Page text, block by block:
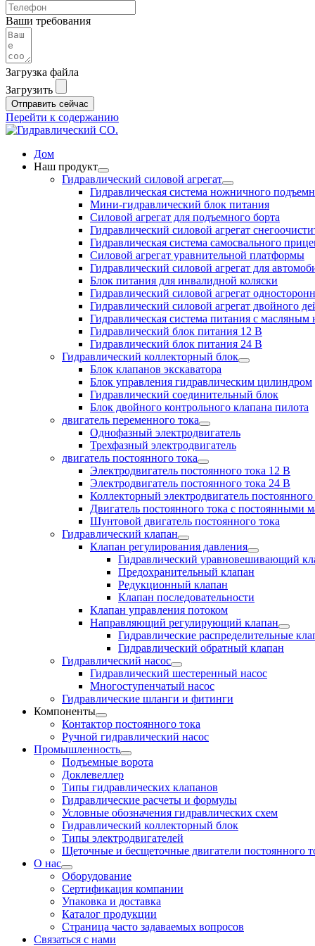
Ваши требования
Загрузка файла
Загрузить
Отправить сейчас
Перейти к содержанию
Дом
Наш продукт
Гидравлический силовой агрегат
Гидравлическая система ножничного
Мини-гидравлический блок питания
Силовой агрегат для подъемного борта
Гидравлический силовой агрегат
Гидравлическая система самосвального
Силовой агрегат уравнительной платформы
Гидравлический силовой агрегат для
Блок питания для инвалидной коляски
Гидравлический силовой агрегат
Гидравлический силовой агрегат двойного
Гидравлическая система питания с
Гидравлический блок питания 12 В
Гидравлический блок питания 24 В
Гидравлический коллекторный блок
Блок клапанов экскаватора
Блок управления гидравлическим цилиндром
Гидравлический соединительный блок
Блок двойного контрольного клапана пилота
двигатель переменного тока
Однофазный электродвигатель
Трехфазный электродвигатель
двигатель постоянного тока
Электродвигатель постоянного тока 12 В
Электродвигатель постоянного тока 24 В
Коллекторный электродвигатель постоянного
Двигатель постоянного тока с постоянными
Шунтовой двигатель постоянного тока
Гидравлический клапан
Клапан регулирования давления
Гидравлический уравновешивающий
Предохранительный клапан
Редукционный клапан
Клапан последовательности
Клапан управления потоком
Направляющий регулирующий клапан
Гидравлические распределительные
Гидравлический обратный клапан
Гидравлический насос
Гидравлический шестеренный насос
Многоступенчатый насос
Гидравлические шланги и фитинги
Компоненты
Контактор постоянного тока
Ручной гидравлический насос
Промышленность
Подъемные ворота
Доклевеллер
Типы гидравлических клапанов
Гидравлические расчеты и формулы
Условные обозначения гидравлических схем
Гидравлический коллекторный блок
Типы электродвигателей
Щеточные и бесщеточные двигатели постоянного
О нас
Оборудование
Сертификация компании
Упаковка и доставка
Каталог продукции
Страница часто задаваемых вопросов
Связаться с нами